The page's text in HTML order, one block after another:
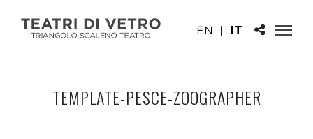
EN | IT
TEMPLATE-PESCE-ZOOGRAPHER